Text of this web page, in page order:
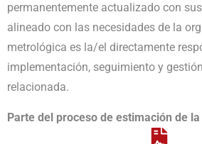
permanentemente actualizado con
alineado con las necesidades de la
metrológica es la/el directamente
implementación, seguimiento y
relacionada.
Parte del proceso de estimación de